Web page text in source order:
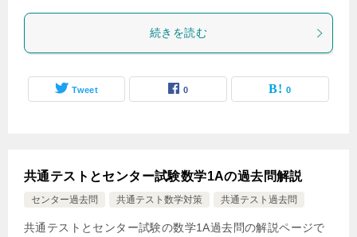
続きを読む
Tweet 0 0
共通テストとセンター試験数学1Aの過去問解説
センター過去問 共通テスト数学対策 共通テスト過去問
共通テストとセンター試験の数学1A過去問の解説ページで